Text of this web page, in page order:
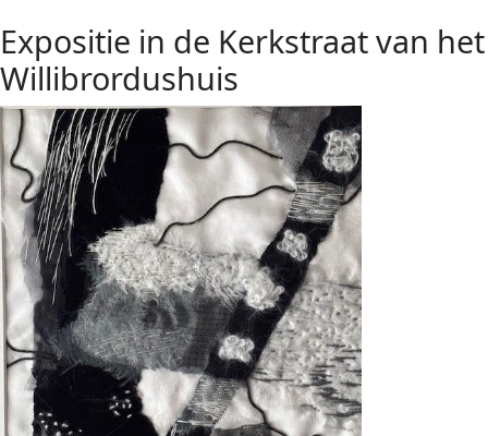
Expositie in de Kerkstraat van het
Willibrordushuis